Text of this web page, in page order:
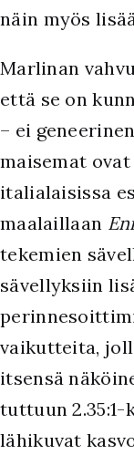
näin myös
Marlinan
että se on
– ei
maisemat
italialaisissa
maalaillaan
tekemien
sävellyksiin
vaikutteita,
itsensä
tuttuun
lähikuvat